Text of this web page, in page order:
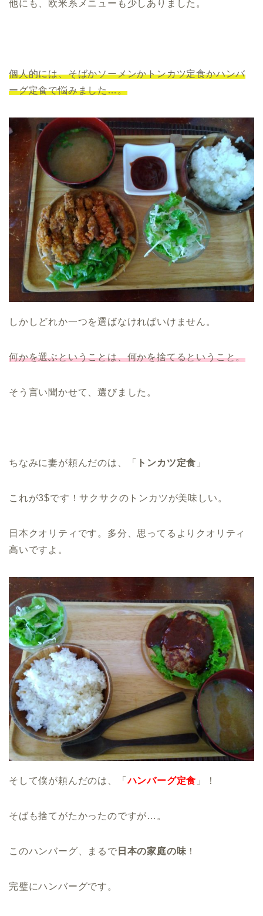
他にも、欧米系メニューも少しありました。
個人的には、そばかソーメンかトンカツ定食かハンバ
ーグ定食で悩みました…。
しかしどれか一つを選ばなければいけません。
何かを選ぶということは、何かを捨てるということ。
そう言い聞かせて、選びました。
ちなみに妻が頼んだのは、「 トンカツ定食 」
これが3$です！サクサクのトンカツが美味しい。
日本クオリティです。多分、思ってるよりクオリティ
高いですよ。
そして僕が頼んだのは、「ハンバーグ定食 」！
そばも捨てがたかったのですが…。
このハンバーグ、まるで 日本の家庭の味 ！
完璧にハンバーグです。